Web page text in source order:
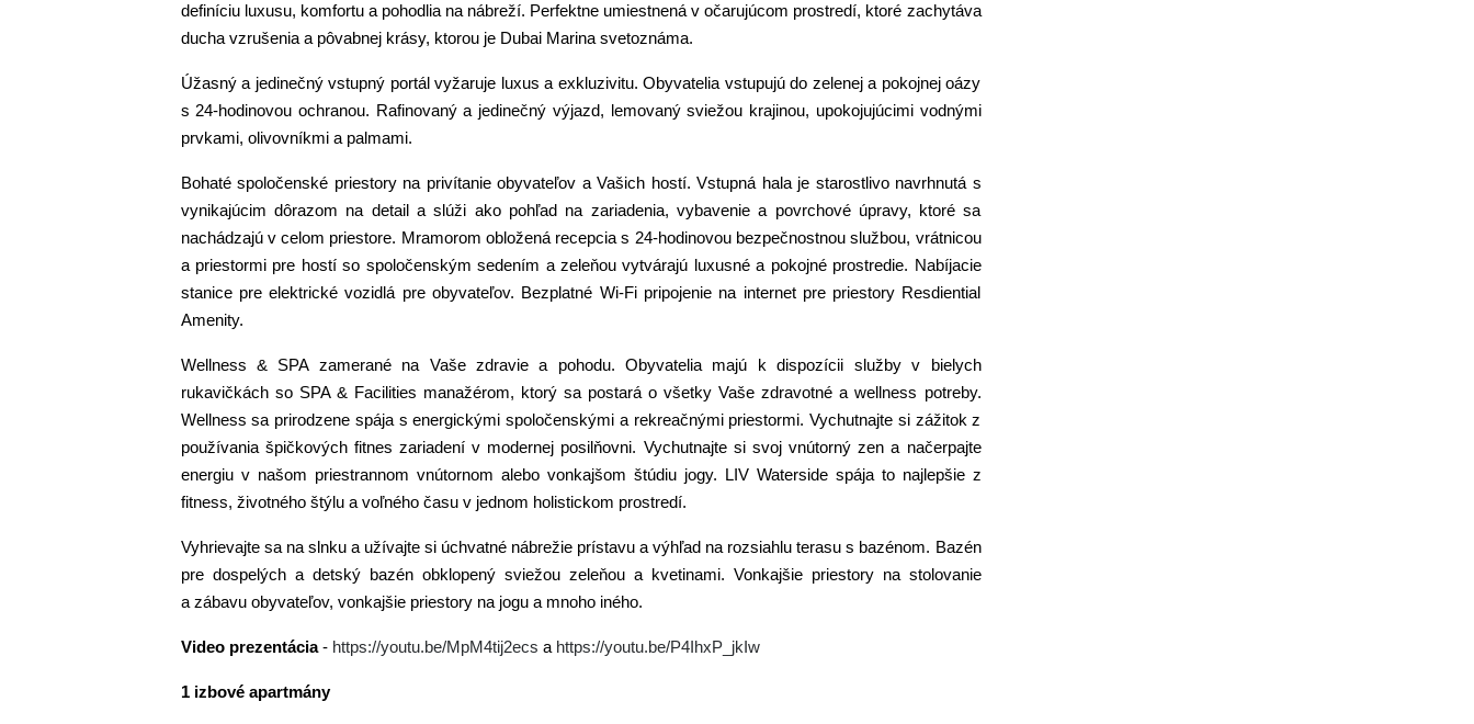
definíciu luxusu, komfortu a pohodlia na nábreží. Perfektne umiestnená v očarujúcom prostredí, ktoré zachytáva
ducha vzrušenia a pôvabnej krásy, ktorou je Dubai Marina svetoznáma.
Úžasný a jedinečný vstupný portál vyžaruje luxus a exkluzivitu. Obyvatelia vstupujú do zelenej a pokojnej oázy
s 24-hodinovou ochranou. Rafinovaný a jedinečný výjazd, lemovaný sviežou krajinou, upokojujúcimi vodnými
prvkami, olivovníkmi a palmami.
Bohaté spoločenské priestory na privítanie obyvateľov a Vašich hostí. Vstupná hala je starostlivo navrhnutá s
vynikajúcim dôrazom na detail a slúži ako pohľad na zariadenia, vybavenie a povrchové úpravy, ktoré sa
nachádzajú v celom priestore. Mramorom obložená recepcia s 24-hodinovou bezpečnostnou službou, vrátnicou
a priestormi pre hostí so spoločenským sedením a zeleňou vytvárajú luxusné a pokojné prostredie. Nabíjacie
stanice pre elektrické vozidlá pre obyvateľov. Bezplatné Wi-Fi pripojenie na internet pre priestory Resdiential
Amenity.
Wellness & SPA zamerané na Vaše zdravie a pohodu. Obyvatelia majú k dispozícii služby v bielych
rukavičkách so SPA & Facilities manažérom, ktorý sa postará o všetky Vaše zdravotné a wellness potreby.
Wellness sa prirodzene spája s energickými spoločenskými a rekreačnými priestormi. Vychutnajte si zážitok z
používania špičkových fitnes zariadení v modernej posilňovni. Vychutnajte si svoj vnútorný zen a načerpajte
energiu v našom priestrannom vnútornom alebo vonkajšom štúdiu jogy. LIV Waterside spája to najlepšie z
fitness, životného štýlu a voľného času v jednom holistickom prostredí.
Vyhrievajte sa na slnku a užívajte si úchvatné nábrežie prístavu a výhľad na rozsiahlu terasu s bazénom. Bazén
pre dospelých a detský bazén obklopený sviežou zeleňou a kvetinami. Vonkajšie priestory na stolovanie
a zábavu obyvateľov, vonkajšie priestory na jogu a mnoho iného.
Video prezentácia- https://youtu.be/MpM4tij2ecs a https://youtu.be/P4IhxP_jkIw
1 izbové apartmány